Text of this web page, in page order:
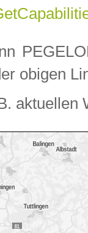
obigen
aktuellen